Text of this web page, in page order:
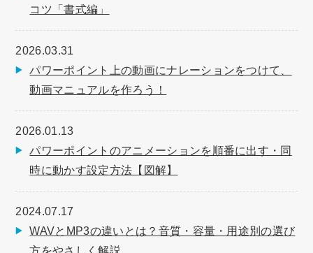
コツ「書式編」
2026.03.31
パワーポイント上の動画にナレーションをつけて、
動画マニュアルを作ろう！
2026.01.13
パワーポイントのアニメーションを順番に出す・同
時に動かす設定方法【図解】
2024.07.17
WAVとMP3の違いとは？音質・容量・用途別の選び
方をやさしく解説